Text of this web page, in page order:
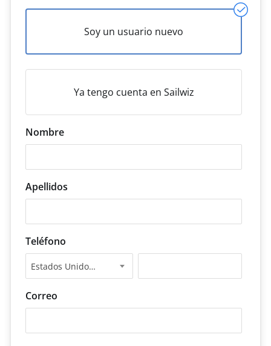
Soy un usuario nuevo
Ya tengo cuenta en Sailwiz
Nombre
Apellidos
Teléfono
Estados Unidos +1
Correo